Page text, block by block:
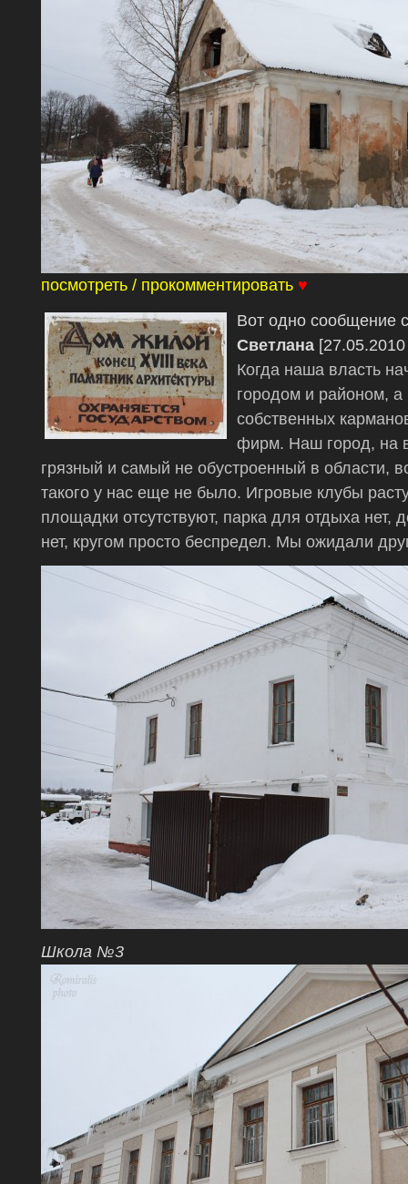
посмотреть / прокомментировать ♥
Вот одно сообщение
Светлана
Когда наша власть
городом и районом,
собственных
фирм. Наш город, на
грязный и самый не обустроенный в области,
такого у нас еще не было. Игровые клубы
площадки отсутствуют, парка для отдыха нет,
нет, кругом просто беспредел. Мы ожидали
Школа №3